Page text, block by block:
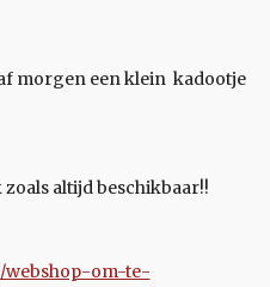
morgen een klein kadootje
altijd beschikbaar!!
webshop-om-te-